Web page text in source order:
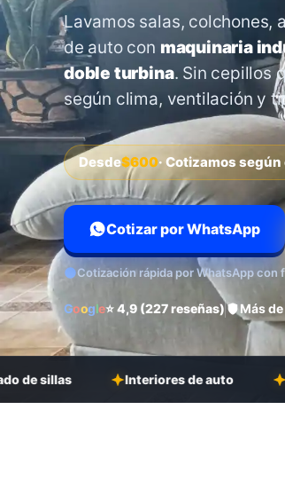
Lavamos salas, colchones,
de auto con maquinaria
doble turbina. Sin cepillos
según clima, ventilación y
Desde$600· Cotizamos
Cotizar por WhatsApp
Cotización rápida por WhatsApp
Google⭐ 4,9 (227 reseñas) Más
Interiores de auto